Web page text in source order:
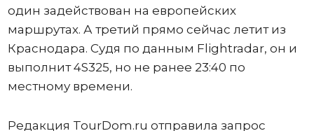
один задействован на европейских
маршрутах. А третий прямо сейчас летит из
Краснодара. Судя по данным Flightradar, он и
выполнит 4S325, но не ранее 23:40 по
местному времени.
Редакция TourDom.ru отправила запрос